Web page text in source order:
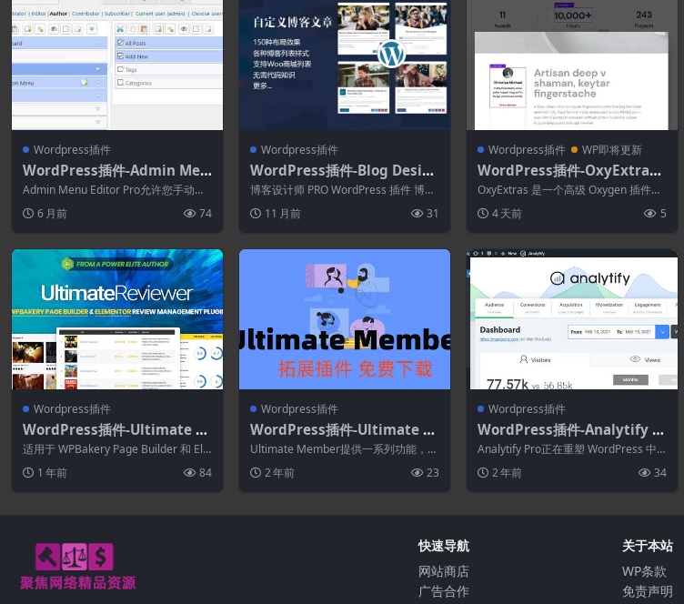
Wordpress插件
WordPress插件-Admin Men
u Editor Pro 2.32.0
Admin Menu Editor Pro允许您手动编
6 月前 74
Wordpress插件
WordPress插件-Blog Desig
ner PRO for WordPress 3.4.
9
博客设计师 PRO WordPress 插件 博客
11 月前 31
Wordpress插件 WP即将更新
WordPress插件-OxyExtras
1.5.2–Premium Oxygen Ad
don
OxyExtras 是一个高级 Oxygen 插件，
4 天前 5
Wordpress插件
WordPress插件-Ultimate R
eviewer 2.21.1–Elementor
和 WPBakery 页面构建器插件
适用于 WPBakery Page Builder 和 Ele
1 年前 84
Wordpress插件
WordPress插件-Ultimate M
ember–Easy Digital Downl
oads 1.0.1(Ultimate Memb
er拓展)-会员WordPress插件
Ultimate Member提供一系列功能，包
2 年前 23
Wordpress插件
WordPress插件-Analytify A
ddons[Analytify Pro拓展]-W
ordPress中的谷歌分析插件
Analytify Pro正在重塑 WordPress 中
2 年前 34
快速导航
网站商店
广告合作
关于本站
WP条款
免责声明